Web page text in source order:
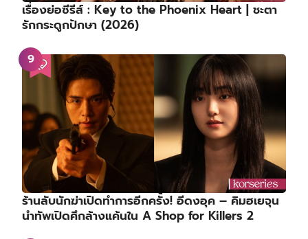
เรื่องย่อซีรีส์ : Key to the Phoenix Heart | ชะตา
รักกระดูกปักษา (2026)
ร้านลับนักฆ่าเปิดทำการอีกครั้ง! อีดงอุค – คิมฮเยจุน
นำทัพเปิดศึกล้างแค้นใน A Shop for Killers 2